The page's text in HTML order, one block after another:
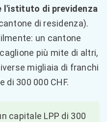
l'istituto di previdenza
di residenza).
un cantone
più mite di altri,
migliaia di franchi
di 300 000 CHF.
capitale LPP di 300